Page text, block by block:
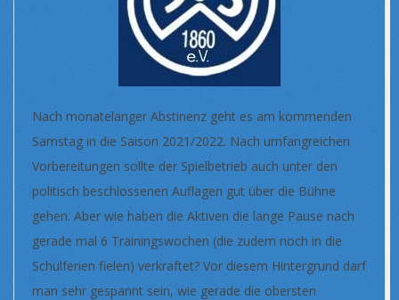
Nach monatelanger Abstinenz geht es am kommenden
Samstag in die Saison 2021/2022. Nach umfangreichen
Vorbereitungen sollte der Spielbetrieb auch unter den
politisch beschlossenen Auflagen gut über die Bühne
gehen. Aber wie haben die Aktiven die lange Pause nach
gerade mal 6 Trainingswochen (die zudem noch in die
Schulferien fielen) verkraftet? Vor diesem Hintergrund darf
man sehr gespannt sein, wie gerade die obersten